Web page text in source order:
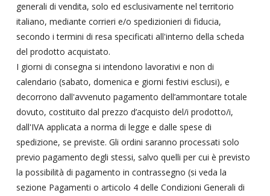
generali di vendita, solo ed esclusivamente nel territorio
italiano, mediante corrieri e/o spedizionieri di fiducia,
secondo i termini di resa specificati all'interno della scheda
del prodotto acquistato.
I giorni di consegna si intendono lavorativi e non di
calendario (sabato, domenica e giorni festivi esclusi), e
decorrono dall'avvenuto pagamento dell’ammontare totale
dovuto, costituito dal prezzo d’acquisto del/i prodotto/i,
dall'IVA applicata a norma di legge e dalle spese di
spedizione, se previste. Gli ordini saranno processati solo
previo pagamento degli stessi, salvo quelli per cui è previsto
la possibilità di pagamento in contrassegno (si veda la
sezione Pagamenti o articolo 4 delle Condizioni Generali di